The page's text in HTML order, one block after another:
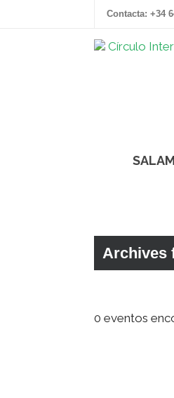
Contacta: +34
SALAM
Archives
0 eventos